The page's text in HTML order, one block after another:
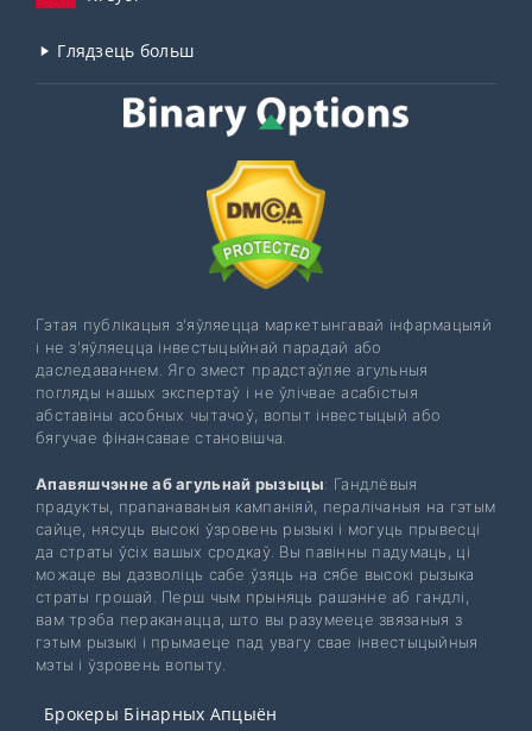
Глядзець больш
Гэтая публікацыя з'яўляецца маркетынгавай інфармацыяй
і не з'яўляецца інвестыцыйнай парадай або
даследаваннем. Яго змест прадстаўляе агульныя
погляды нашых экспертаў і не ўлічвае асабістыя
абставіны асобных чытачоў, вопыт інвестыцый або
бягучае фінансавае становішча.
Апавяшчэнне аб агульнай рызыцы: Гандлёвыя
прадукты, прапанаваныя кампаніяй, пералічаныя на гэтым
сайце, нясуць высокі ўзровень рызыкі і могуць прывесці
да страты ўсіх вашых сродкаў. Вы павінны падумаць, ці
можаце вы дазволіць сабе ўзяць на сябе высокі рызыка
страты грошай. Перш чым прыняць рашэнне аб гандлі,
вам трэба пераканацца, што вы разумееце звязаныя з
гэтым рызыкі і прымаеце пад увагу свае інвестыцыйныя
мэты і ўзровень вопыту.
Брокеры Бінарных Апцыён